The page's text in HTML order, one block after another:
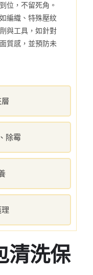
除霉
位，不留死角。
編織、特殊壓紋
與工具，如針對
質感，並預防未
清洗保